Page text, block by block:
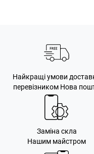
Найкращі умови
перевізником Нова
Заміна скла
Нашим майстром